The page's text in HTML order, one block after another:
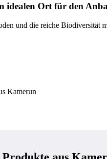
idealen Ort für den
und die reiche Biodiversität